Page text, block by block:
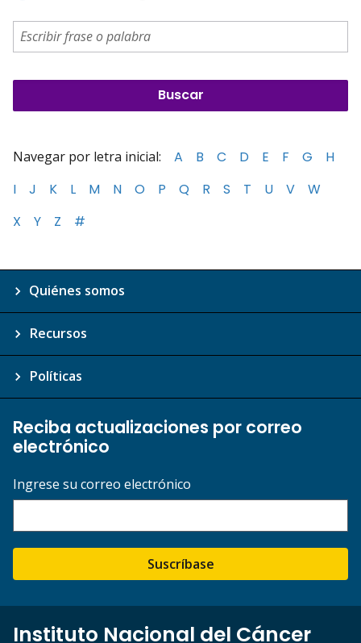
Navegar por letra inicial: A B C D E F G
H
I
J K L M N O P Q R S T U V
W
X
Y Z #
Quiénes somos
Recursos
Políticas
Reciba actualizaciones por correo
electrónico
Ingrese su correo electrónico
Suscríbase
Instituto Nacional del Cáncer